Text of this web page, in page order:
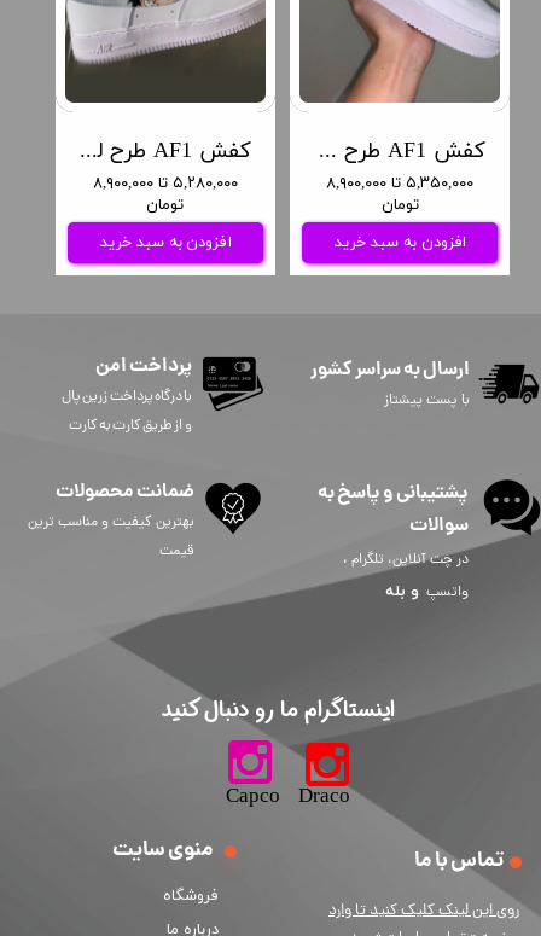
کفش AF1 طرح لوفی و زورو (انیمه وان پیس)
۵,۲۸۰,۰۰۰ تا ۸,۹۰۰,۰۰۰
تومان
افزودن به سبد خرید
کفش AF1 طرح انیمه وان پیس
۵,۳۵۰,۰۰۰ تا ۸,۹۰۰,۰۰۰
تومان
افزودن به سبد خرید
ارسال به سراسر کشور
با پست پیشتاز
منوی سایت
فروشگاه
درباره ما
تماس با ما
روی این لینک کلیک کنید تا وارد
پرداخت امن
​​​​​با درگاه پرداخت زرین پال
و از طریق کارت به کارت
پشتیبانی و پاسخ به
سوالات
در چت آنلاین، تلگرام ،
واتسپ و بله
ضمانت محصولات
بهترین کیفیت و مناسب ترین
قیمت
​اینستاگرام ما رو دنبال کنید​​​​​​​
​​​​​​​​​​​​​​​​​​​​Capco Draco